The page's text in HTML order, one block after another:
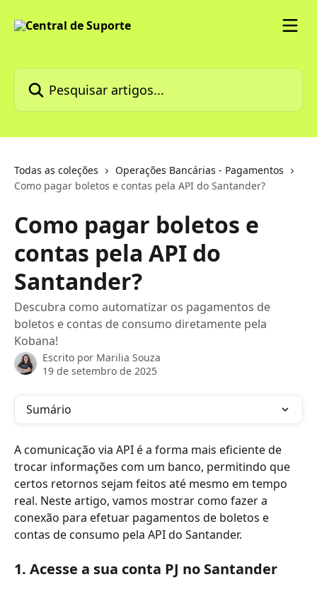
Pesquisar artigos...
Todas as coleções
Operações Bancárias - Pagamentos
Como pagar boletos e contas pela API do Santander?
Como pagar boletos e
contas pela API do
Santander?
Descubra como automatizar os pagamentos de
boletos e contas de consumo diretamente pela
Kobana!
Escrito por Marilia Souza
19 de setembro de 2025
Sumário
A comunicação via API é a forma mais eficiente de
trocar informações com um banco, permitindo que
certos retornos sejam feitos até mesmo em tempo
real. Neste artigo, vamos mostrar como fazer a
conexão para efetuar pagamentos de boletos e
contas de consumo pela API do Santander.
1. Acesse a sua conta PJ no Santander